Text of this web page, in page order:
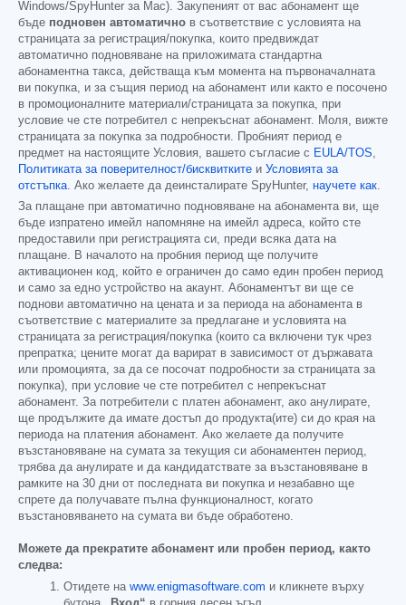
Windows/SpyHunter за Mac). Закупеният от вас абонамент ще
бъде подновен автоматично в съответствие с условията на
страницата за регистрация/покупка, които предвиждат
автоматично подновяване на приложимата стандартна
абонаментна такса, действаща към момента на първоначалната
ви покупка, и за същия период на абонамент или както е посочено
в промоционалните материали/страницата за покупка, при
условие че сте потребител с непрекъснат абонамент. Моля, вижте
страницата за покупка за подробности. Пробният период е
предмет на настоящите Условия, вашето съгласие с EULA/TOS,
Политиката за поверителност/бисквитките и Условията за
отстъпка. Ако желаете да деинсталирате SpyHunter, научете как.
За плащане при автоматично подновяване на абонамента ви, ще
бъде изпратено имейл напомняне на имейл адреса, който сте
предоставили при регистрацията си, преди всяка дата на
плащане. В началото на пробния период ще получите
активационен код, който е ограничен до само един пробен период
и само за едно устройство на акаунт. Абонаментът ви ще се
поднови автоматично на цената и за периода на абонамента в
съответствие с материалите за предлагане и условията на
страницата за регистрация/покупка (които са включени тук чрез
препратка; цените могат да варират в зависимост от държавата
или промоцията, за да се посочат подробности за страницата за
покупка), при условие че сте потребител с непрекъснат
абонамент. За потребители с платен абонамент, ако анулирате,
ще продължите да имате достъп до продукта(ите) си до края на
периода на платения абонамент. Ако желаете да получите
възстановяване на сумата за текущия си абонаментен период,
трябва да анулирате и да кандидатствате за възстановяване в
рамките на 30 дни от последната ви покупка и незабавно ще
спрете да получавате пълна функционалност, когато
възстановяването на сумата ви бъде обработено.
Можете да прекратите абонамент или пробен период, както
следва:
Отидете на www.enigmasoftware.com и кликнете върху